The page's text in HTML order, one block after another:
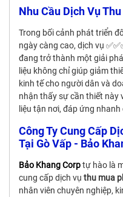
Nhu Cầu Dịch Vụ
Trong bối cảnh phát triển
ngày càng cao, dịch vụ
đang trở thành một giải
liệu không chỉ giúp giảm
kinh tế cho người dân và
nhận thấy sự cần thiết này
liệu tận nơi, đáp ứng
Công Ty Cung Cấp
Tại Gò Vấp - Bảo
Bảo Khang Corptự hào là
cung cấp dịch vụ thu mua
nhân viên chuyên nghiệp,